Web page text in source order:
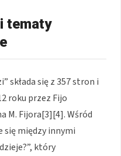
tematy
składa się z 357 stron i
roku przez Fijo
M. Fijora[3][4]. Wśród
się między innymi
który